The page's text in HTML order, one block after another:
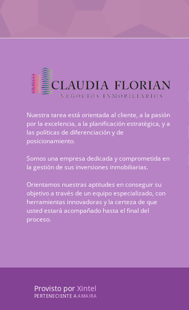
Nuestra tarea está orientada al cliente, a la pasión
por la excelencia, a la planificación estratégica, y a
las políticas de diferenciación y de
posicionamiento.
Somos una empresa dedicada y comprometida en
la gestión de sus inversiones inmobiliarias.
Orientamos nuestras aptitudes en conseguir su
objetivo a través de un equipo especializado, con
herramientas innovadoras y la certeza de que
usted estará acompañado hasta el final del
proceso.
Provisto por Xintel
PERTENECIENTE AAMAIRA